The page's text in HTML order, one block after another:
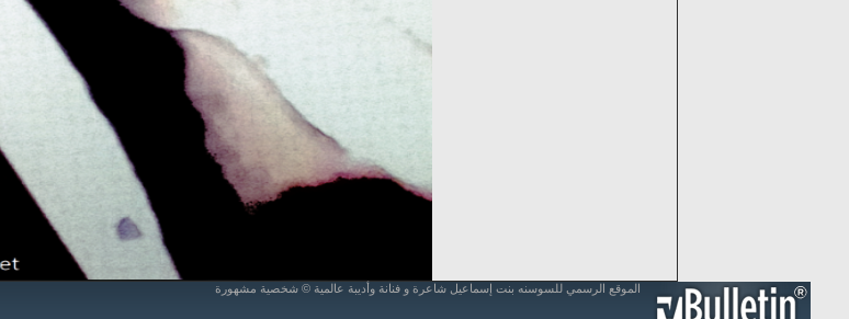
الموقع الرسمي للسوسنه بنت إسماعيل شاعرة و فنانة وأديبة عالمية © شخصية مشهورة